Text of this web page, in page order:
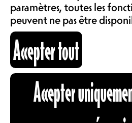
ABOS &
Pour la 8ème édition
Grooverie nos copains
Baraque invitent le
Fantastic de
offrir une soirée bien
Come early & dance
Fantastic Man -
Fantastic Man -
Youtube - La Baraque
paramètres, toutes les
peuvent ne pas être
Accepter tout
Accepter